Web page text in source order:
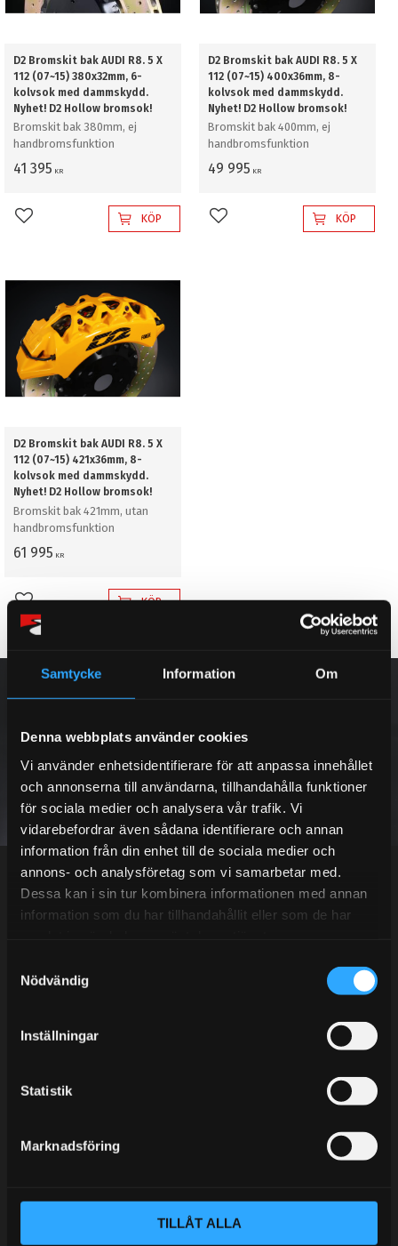
Samtycke Information Om
Denna webbplats använder cookies
Vi använder enhetsidentifierare för att anpassa innehållet
och annonserna till användarna, tillhandahålla funktioner
för sociala medier och analysera vår trafik. Vi
vidarebefordrar även sådana identifierare och annan
information från din enhet till de sociala medier och
annons- och analysföretag som vi samarbetar med.
Dessa kan i sin tur kombinera informationen med annan
information som du har tillhandahållit eller som de har
Nödvändig
Inställningar
Statistik
Marknadsföring
TILLÅT ALLA
D2 Bromskit bak AUDI R8. 5 X
112 (07~15) 380x32mm, 6-
kolvsok med dammskydd.
Nyhet! D2 Hollow bromsok!
Bromskit bak 380mm, ej
handbromsfunktion
41 395 KR
Lägg till i favoriterKÖP
D2 Bromskit bak AUDI R8. 5 X
112 (07~15) 400x36mm, 8-
kolvsok med dammskydd.
Nyhet! D2 Hollow bromsok!
Bromskit bak 400mm, ej
handbromsfunktion
49 995 KR
Lägg till i favoriterKÖP
D2 Bromskit bak AUDI R8. 5 X
112 (07~15) 421x36mm, 8-
kolvsok med dammskydd.
Nyhet! D2 Hollow bromsok!
Bromskit bak 421mm, utan
handbromsfunktion
61 995 KR
KÖP
NYHETSBREV
PRENUMERERA
Dina personuppgifter behandlas i enlighet med vår integritetspolicy
Semestertider.
under sommaren men med viss fördröjning. 2/7 -9/7 är
det helt stängt.
Tel:031- 51 66 60